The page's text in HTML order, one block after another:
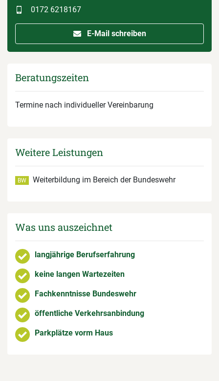
0172 6218167
E-Mail schreiben
Beratungszeiten
Termine nach individueller Vereinbarung
Weitere Leistungen
BW Weiterbildung im Bereich der Bundeswehr
Was uns auszeichnet
langjährige Berufserfahrung
keine langen Wartezeiten
Fachkenntnisse Bundeswehr
öffentliche Verkehrsanbindung
Parkplätze vorm Haus